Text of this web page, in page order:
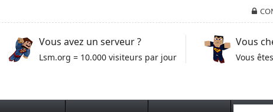
Vous avez un serveur ?
Lsm.org = 10.000 visiteurs par jour
Vous
Vous